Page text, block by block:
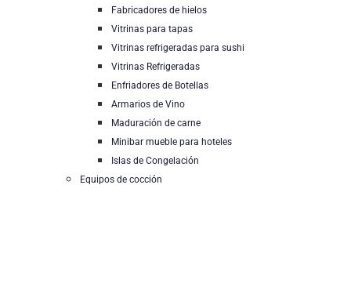
Fabricadores de hielos
Vitrinas para tapas
Vitrinas refrigeradas para sushi
Vitrinas Refrigeradas
Enfriadores de Botellas
Armarios de Vino
Maduración de carne
Minibar mueble para hoteles
Islas de Congelación
Equipos de cocción